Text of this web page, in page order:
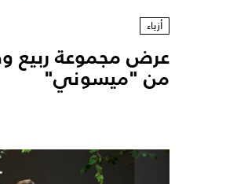
أزياء
من "ميسوني"